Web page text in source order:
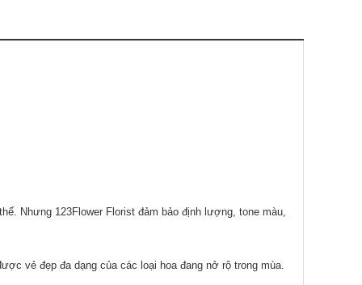
Nhưng 123Flower Florist đảm bảo định lượng, tone màu,
vẻ đẹp đa dạng của các loại hoa đang nở rộ trong mùa.